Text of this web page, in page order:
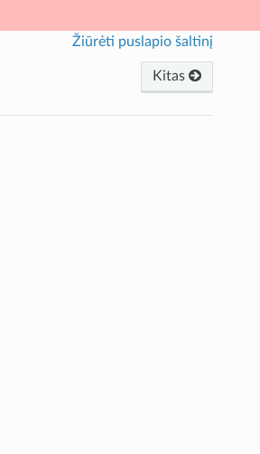
Žiūrėti puslapio šaltinį
Kitas